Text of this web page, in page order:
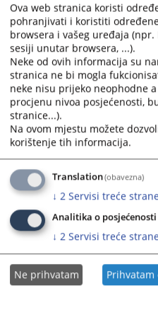
Ova web stranica koristi
pohranjivati i koristiti
browsera i vašeg uređaja
sesiji unutar browsera, ...).
Neke od ovih informacija su
stranica ne bi mogla
neke nisu prijeko neophodne
procjenu nivoa posjećenosti,
stranice...).
Na ovom mjestu možete
korištenje tih informacija.
Translation(obavezna)
↓ 2 Servisi treće
Analitika o
↓ 2 Servisi treće
Ne prihvatam Prihvatam